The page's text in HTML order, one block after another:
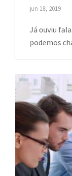
jun 18, 2019
Já ouviu
podemos